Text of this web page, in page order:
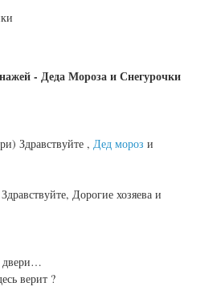
- Деда Мороза и Снегурочки
Здравствуйте , Дед мороз и
Здравствуйте, Дорогие хозяева и
двери…
верит ?